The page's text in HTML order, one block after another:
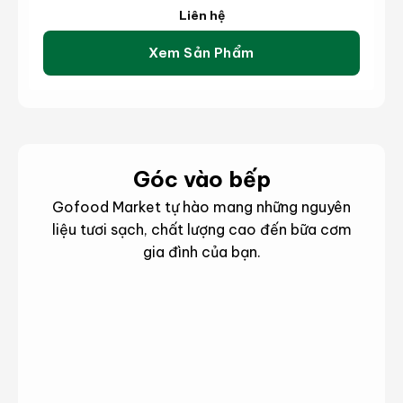
Bình Chánh, Thành phố Thủ Đức, Thành phố
Wagyu King River MB 6-7 (kg)
Liên hệ
Xem Sản Phẩm
Góc vào bếp
Gofood Market tự hào mang những nguyên
liệu tươi sạch, chất lượng cao đến bữa cơm
gia đình của bạn.